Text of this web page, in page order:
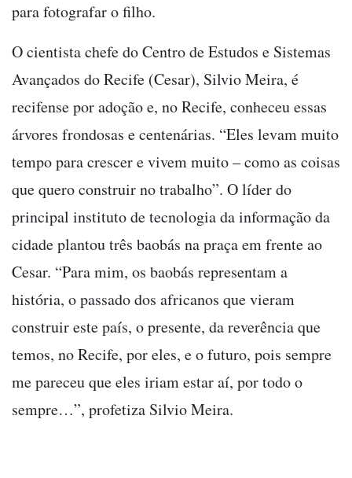
para fotografar o filho.
O cientista chefe do Centro de Estudos e Sistemas
Avançados do Recife (Cesar), Silvio Meira, é
recifense por adoção e, no Recife, conheceu essas
árvores frondosas e centenárias. “Eles levam muito
tempo para crescer e vivem muito – como as coisas
que quero construir no trabalho”. O líder do
principal instituto de tecnologia da informação da
cidade plantou três baobás na praça em frente ao
Cesar. “Para mim, os baobás representam a
história, o passado dos africanos que vieram
construir este país, o presente, da reverência que
temos, no Recife, por eles, e o futuro, pois sempre
me pareceu que eles iriam estar aí, por todo o
sempre…”, profetiza Silvio Meira.